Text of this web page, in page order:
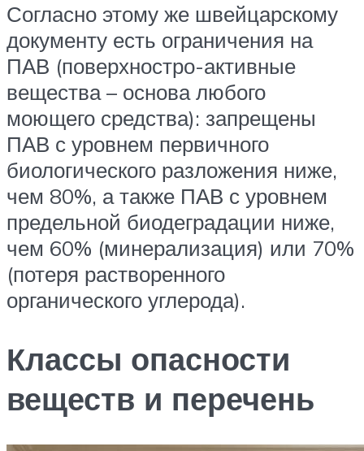
Согласно этому же швейцарскому
документу есть ограничения на
ПАВ (поверхностро-активные
вещества – основа любого
моющего средства): запрещены
ПАВ с уровнем первичного
биологического разложения ниже,
чем 80%, а также ПАВ с уровнем
предельной биодеградации ниже,
чем 60% (минерализация) или 70%
(потеря растворенного
органического углерода).
Классы опасности
веществ и перечень